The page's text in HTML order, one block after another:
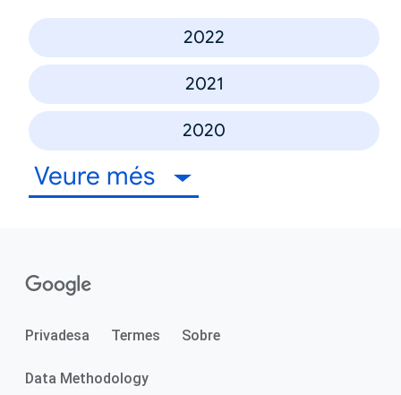
2022
2021
2020
Veure més
Privadesa Termes Sobre
Data Methodology